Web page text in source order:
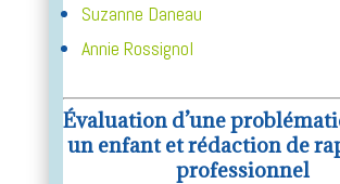
Suzanne Daneau
Annie Rossignol
Évaluation d’une
un enfant et rédaction de
professionnel